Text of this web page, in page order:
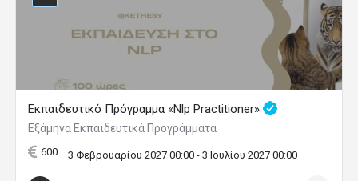
Εκπαιδευτικό Πρόγραμμα «Nlp Practitioner»
Εξάμηνα Εκπαιδευτικά Προγράμματα
600 3 Φεβρουαρίου 2027 00:00 - 3 Ιουλίου 2027 00:00